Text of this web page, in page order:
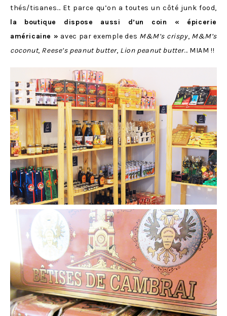
thés/tisanes… Et parce qu’on a toutes un côté junk food,
la boutique dispose aussi d’un coin « épicerie
américaine » avec par exemple des M&M’s crispy, M&M’s
coconut, Reese’s peanut butter, Lion peanut butter… MIAM !!